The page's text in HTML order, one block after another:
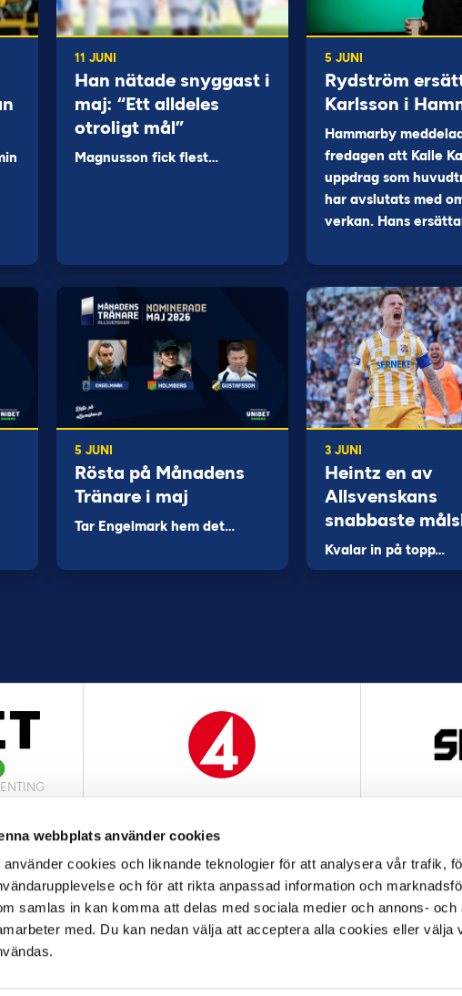
webbplats använder cookies
använder cookies och liknande teknologier för att analysera vår trafik,
och för att rikta anpassad information och
samlas in kan komma att delas med sociala medier och annons-
med. Du kan nedan välja att acceptera alla cookies eller
11 JUNI
Han nätade snyggast i
maj: “Ett alldeles
otroligt mål”
Magnusson fick flest…
5 JUNI
Rydström
Karlsson i
Hammarby
fredagen att Kalle
uppdrag som
har avslutats med
verkan. Hans
5 JUNI
Rösta på Månadens
Tränare i maj
Tar Engelmark hem det…
3 JUNI
Heintz en av
Allsvenskans
snabbaste
Kvalar in på topp…